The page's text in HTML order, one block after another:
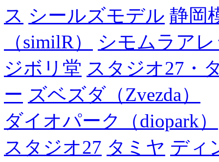
ス シールズモデル 静岡
（similR）
シモムラア
ジボリ堂 スタジオ27・
ー ズベズダ（Zvezda）
ダイオパーク（diopark）
スタジオ27 タミヤ ディ